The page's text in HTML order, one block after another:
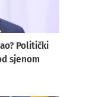
Politički
sjenom